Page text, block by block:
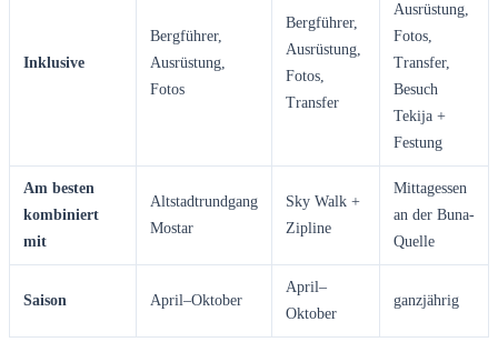
Inklusive
Bergführer,
Ausrüstung,
Fotos
Bergführer,
Ausrüstung,
Fotos,
Transfer
Ausrüstung,
Fotos,
Transfer,
Besuch
Tekija +
Festung
Am besten
kombiniert
mit
Altstadtrundgang
Mostar
Sky Walk +
Zipline
Mittagessen
an der Buna-
Quelle
Saison April–Oktober
April–
Oktober
ganzjährig